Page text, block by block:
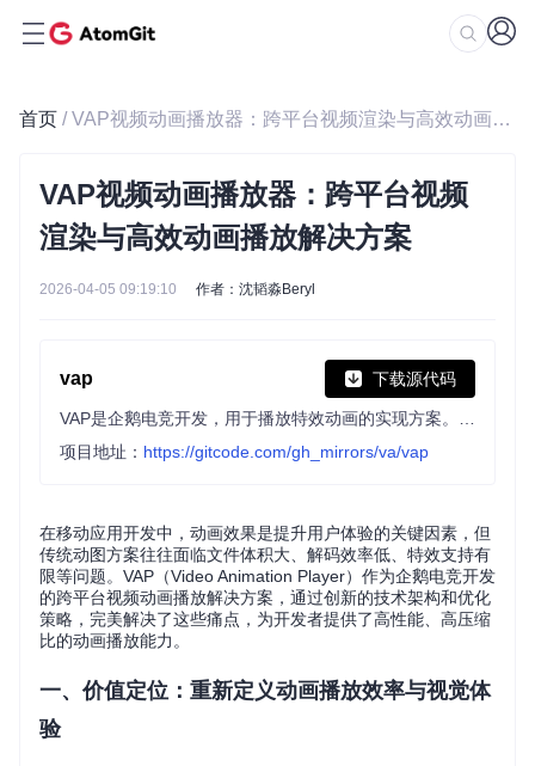
首页 / VAP视频动画播放器：跨平台视频渲染与高效动画播放解决方案
VAP视频动画播放器：跨平台视频
渲染与高效动画播放解决方案
2026-04-05 09:19:10 作者：沈韬淼Beryl
vap 下载源代码
项目地址： https://gitcode.com/gh_mirrors/va/vap
在移动应用开发中，动画效果是提升用户体验的关键因素，但
传统动图方案往往面临文件体积大、解码效率低、特效支持有
限等问题。VAP（Video Animation Player）作为企鹅电竞开发
的跨平台视频动画播放解决方案，通过创新的技术架构和优化
策略，完美解决了这些痛点，为开发者提供了高性能、高压缩
比的动画播放能力。
一、价值定位：重新定义动画播放效率与视觉体
验